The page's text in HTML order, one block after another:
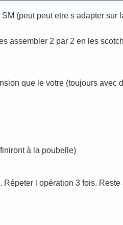
(peut peut etre s adapter sur
assembler 2 par 2 en les
que le votre (toujours avec
à la poubelle)
l opération 3 fois.